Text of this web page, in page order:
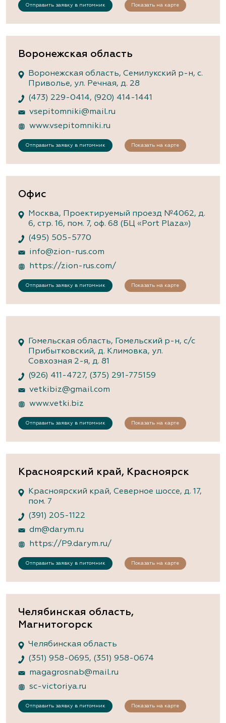
Отправить заявку в питомник Показать на карте
Воронежская область
Воронежская область, Семилукский р-н, с.
Приволье, ул. Речная, д. 28
(473) 229-0414, (920) 414-1441
vsepitomniki@mail.ru
www.vsepitomniki.ru
Отправить заявку в питомник Показать на карте
Офис
Москва, Проектируемый проезд №4062, д.
6, стр. 16, пом. 7, оф. 68 (БЦ «Port Plaza»)
(495) 505-5770
info@zion-rus.com
https://zion-rus.com/
Отправить заявку в питомник Показать на карте
Гомельская область, Гомельский р-н, с/с
Прибытковский, д. Климовка, ул.
Совхозная 2-я, д. 81
(926) 411-4727, (375) 291-775159
vetkibiz@gmail.com
www.vetki.biz
Отправить заявку в питомник Показать на карте
Красноярский край, Красноярск
Красноярский край, Северное шоссе, д. 17,
пом. 7
(391) 205-1122
dm@darym.ru
https://P9.darym.ru/
Отправить заявку в питомник Показать на карте
Челябинская область,
Магнитогорск
Челябинская область
(351) 958-0695, (351) 958-0674
magagrosnab@mail.ru
sc-victoriya.ru
Отправить заявку в питомник Показать на карте